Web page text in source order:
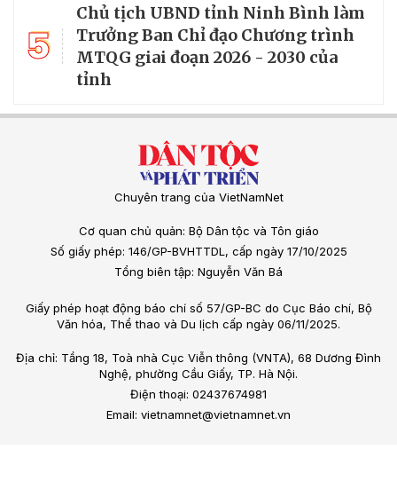
5
Chủ tịch UBND tỉnh Ninh Bình làm
Trưởng Ban Chỉ đạo Chương trình
MTQG giai đoạn 2026 - 2030 của
tỉnh
Chuyên trang của VietNamNet
Cơ quan chủ quản: Bộ Dân tộc và Tôn giáo
Số giấy phép: 146/GP-BVHTTDL, cấp ngày 17/10/2025
Tổng biên tập: Nguyễn Văn Bá
Giấy phép hoạt động báo chí số 57/GP-BC do Cục Báo chí, Bộ
Văn hóa, Thể thao và Du lịch cấp ngày 06/11/2025.
Địa chỉ: Tầng 18, Toà nhà Cục Viễn thông (VNTA), 68 Dương Đình
Nghệ, phường Cầu Giấy, TP. Hà Nội.
Điện thoại: 02437674981
Email: vietnamnet@vietnamnet.vn